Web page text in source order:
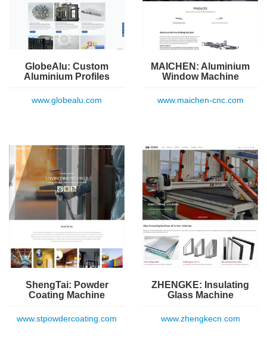
GlobeAlu: Custom
Aluminium Profiles
www.globealu.com
MAICHEN: Aluminium
Window Machine
www.maichen-cnc.com
ShengTai: Powder
Coating Machine
www.stpowdercoating.com
ZHENGKE: Insulating
Glass Machine
www.zhengkecn.com